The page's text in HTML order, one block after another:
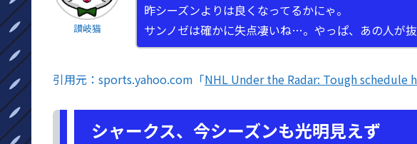
讃岐猫
昨シーズンよりは良くなってるかにゃ。
サンノゼは確かに失点凄いね…。やっぱ、あの人が
引用元：sports.yahoo.com「NHL Under the Radar: Tough
シャークス、今シーズンも光明見えず